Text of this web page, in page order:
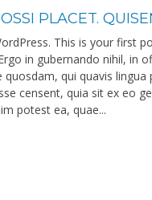
PLACET.
This is your first
in gubernando nihil, in
quosdam, qui quavis
censent, quia sit ex eo
potest ea, quae...